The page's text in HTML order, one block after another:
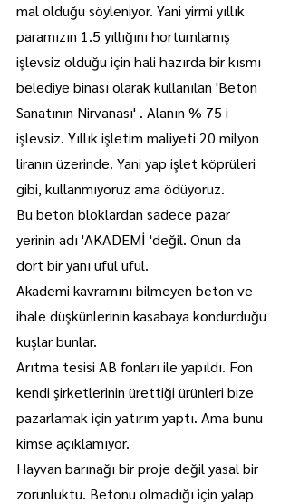
mal olduğu söyleniyor. Yani yirmi yıllık
paramızın 1.5 yıllığını hortumlamış
işlevsiz olduğu için hali hazırda bir kısmı
belediye binası olarak kullanılan 'Beton
Sanatının Nirvanası' . Alanın % 75 i
işlevsiz. Yıllık işletim maliyeti 20 milyon
liranın üzerinde. Yani yap işlet köprüleri
gibi, kullanmıyoruz ama ödüyoruz.
Bu beton bloklardan sadece pazar
yerinin adı 'AKADEMİ 'değil. Onun da
dört bir yanı üfül üfül.
Akademi kavramını bilmeyen beton ve
ihale düşkünlerinin kasabaya kondurduğu
kuşlar bunlar.
Arıtma tesisi AB fonları ile yapıldı. Fon
kendi şirketlerinin ürettiği ürünleri bize
pazarlamak için yatırım yaptı. Ama bunu
kimse açıklamıyor.
Hayvan barınağı bir proje değil yasal bir
zorunluktu. Betonu olmadığı için yalap